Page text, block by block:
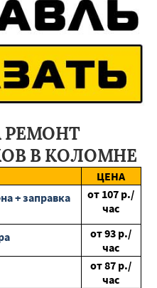
×
Ногинск
Химки
Истра
Новобурейский
Сковородино
Бурея Алексеевка
Ровеньки Строитель
Пролетарск
В КОЛОМНЕ
ЦЕНА
+ заправка
от 107 р./
час
от93 р./
час
от87 р./
час
×